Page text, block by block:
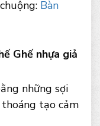
Bàn
Ghế nhựa giả
những sợi
tạo cảm